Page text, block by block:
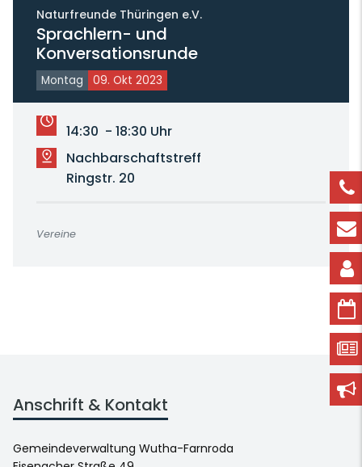
Naturfreunde Thüringen e.V.
Sprachlern- und
Konversationsrunde
Montag 09. Okt 2023
14:30 - 18:30 Uhr
Nachbarschaftstreff
Ringstr. 20
Vereine
Anschrift & Kontakt
Gemeindeverwaltung Wutha-Farnroda